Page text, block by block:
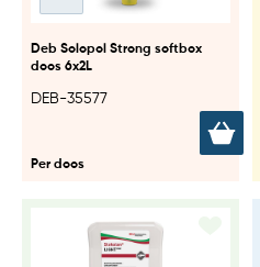
Deb Solopol Strong softbox
doos 6x2L
DEB-35577
Per doos